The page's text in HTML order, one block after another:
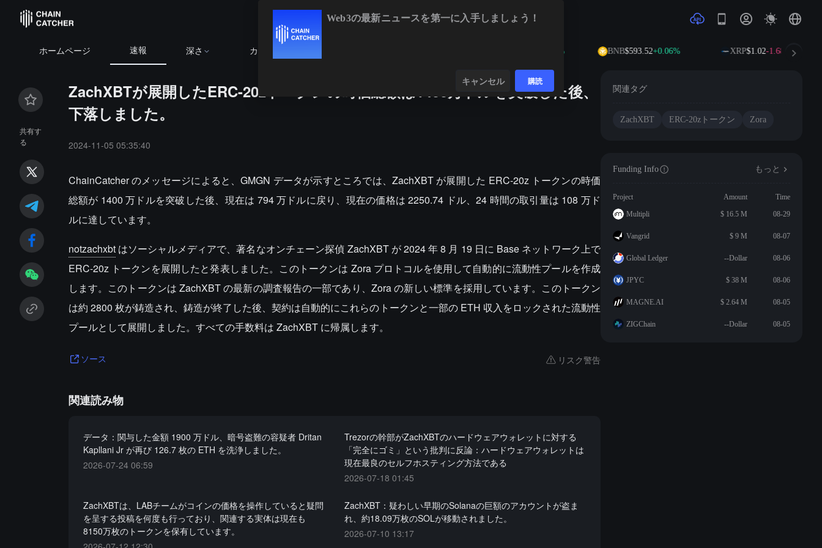
ホームページ 速報 深さ カレンダー BNB$593.52+0.06% XRP$1.02-1.68%
共有す
る
ZachXBTが展開したERC-20zトークンの時価総額は1400万ドルを突破した後、
下落しました。
2024-11-05 05:35:40
ChainCatcher のメッセージによると、GMGN データが示すところでは、ZachXBT が展開した ERC-20z トークンの時価
総額が 1400 万ドルを突破した後、現在は 794 万ドルに戻り、現在の価格は 2250.74 ドル、24 時間の取引量は 108 万ド
ルに達しています。
notzachxbtはソーシャルメディアで、著名なオンチェーン探偵 ZachXBT が 2024 年 8 月 19 日に Base ネットワーク上で
ERC-20z トークンを展開したと発表しました。このトークンは Zora プロトコルを使用して自動的に流動性プールを作成
します。このトークンは ZachXBT の最新の調査報告の一部であり、Zora の新しい標準を採用しています。このトークン
は約 2800 枚が鋳造され、鋳造が終了した後、契約は自動的にこれらのトークンと一部の ETH 収入をロックされた流動性
プールとして展開しました。すべての手数料は ZachXBT に帰属します。
ソース リスク警告
関連読み物
データ：関与した金額 1900 万ドル、暗号盗難の容疑者 Dritan
Kapllani Jr が再び 126.7 枚の ETH を洗浄しました。
2026-07-24 06:59
Trezorの幹部がZachXBTのハードウェアウォレットに対する
「完全にゴミ」という批判に反論：ハードウェアウォレットは
現在最良のセルフホスティング方法である
2026-07-18 01:45
ZachXBTは、LABチームがコインの価格を操作していると疑問
を呈する投稿を何度も行っており、関連する実体は現在も
8150万枚のトークンを保有しています。
ZachXBT：疑わしい早期のSolanaの巨額のアカウントが盗ま
れ、約18.09万枚のSOLが移動されました。
2026-07-10 13:17
関連タグ
ZachXBT ERC-20zトークン Zora
Funding Info もっと
Project Amount
Time
Multipli
$ 16.5 M 08-29
Vangrid $ 9 M 08-07
Global Ledger --Dollar 08-06
JPYC $ 38 M 08-06
MAGNE.AI $ 2.64 M 08-05
ZIGChain --Dollar 08-05
Web3の最新ニュースを第一に入手しましょう！
キャンセル 購読